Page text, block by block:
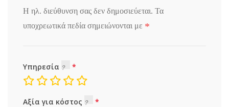
Η ηλ. διεύθυνση σας δεν δημοσιεύεται. Τα
υποχρεωτικά πεδία σημειώνονται με *
Υπηρεσία
Αξία για κόστος